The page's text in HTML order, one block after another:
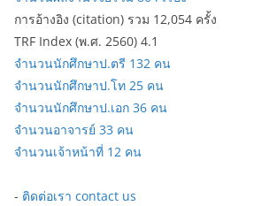
การอ้างอิง (citation) รวม 12,054 ครั้ง
TRF Index (พ.ศ. 2560) 4.1
จำนวนนักศึกษาป.ตรี 132 คน
จำนวนนักศึกษาป.โท 25 คน
จำนวนนักศึกษาป.เอก 36 คน
จำนวนอาจารย์ 33 คน
จำนวนเจ้าหน้าที่ 12 คน
- ติดต่อเรา contact us